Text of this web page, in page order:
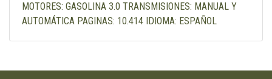
MOTORES: GASOLINA 3.0 TRANSMISIONES: MANUAL Y
AUTOMÁTICA PAGINAS: 10.414 IDIOMA: ESPAÑOL